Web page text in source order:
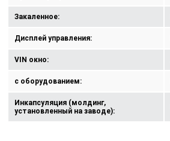
Закаленное:
Дисплей управления:
VIN окно:
с оборудованием:
Инкапсуляция (молдинг,
установленный на заводе):